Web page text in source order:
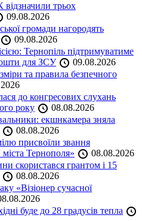
трьох
09.08.2026
громади нагородять
09.08.2026
Тернопіль підтримуватиме
для ЗСУ
09.08.2026
та правила безпечного
до конгресових слухань
року
08.08.2026
екшнкамера зняла
08.08.2026
присвоїли звання
Тернополя»
08.08.2026
скористався грантом і 15
08.08.2026
«Візіонер сучасної
буде до 28 градусів тепла